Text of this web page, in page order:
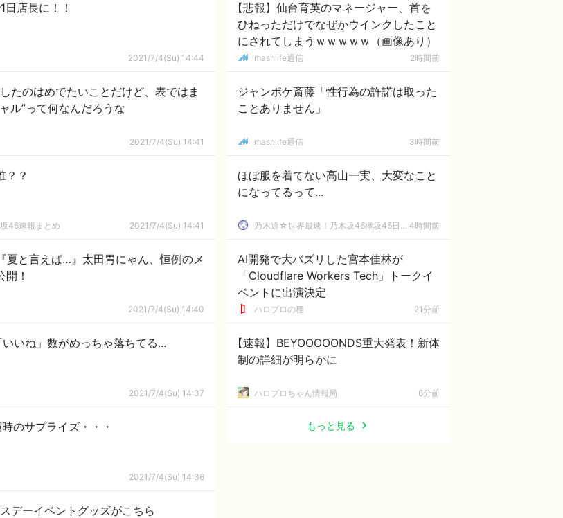
店長に！！
2021/7/4(Su) 14:44
のはめでたいことだけど、表ではま
ル”って何なんだろうな
2021/7/4(Su) 14:41
？？
46速報まとめ 2021/7/4(Su) 14:41
夏と言えば…』太田胃にゃん、恒例のメ
！
2021/7/4(Su) 14:40
いね」数がめっちゃ落ちてる...
2021/7/4(Su) 14:37
のサプライズ・・・
2021/7/4(Su) 14:36
デーイベントグッズがこちら
【悲報】仙台育英のマネージャー、首を
ひねっただけでなぜかウインクしたこと
にされてしまうｗｗｗｗｗ（画像あり）
mashlife通信 2時間前
ジャンポケ斎藤「性行為の許諾は取った
ことありません」
mashlife通信 3時間前
ほぼ服を着てない高山一実、大変なこと
になってるって...
乃木通☆世界最速！乃木坂46欅坂46日向坂46速報まとめ 4時間前
AI開発で大バズリした宮本佳林が
「Cloudflare Workers Tech」トークイ
ベントに出演決定
ハロプロの種 21分前
【速報】BEYOOOOONDS重大発表！新体
制の詳細が明らかに
ハロプロちゃん情報局 6分前
もっと見る